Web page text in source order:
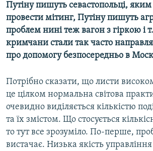
Путіну пишуть севастопольці,
провести мітинг, Путіну пишуть
проблем нині теж вагон з гіркою і
кримчани стали так часто
про допомогу безпосередньо в
Потрібно сказати, що листи
це цілком нормальна світова
очевидно виділяється кількістю
та їх змістом. Що стосується
то тут все зрозуміло. По-перше,
вистачає. Низька якість управління